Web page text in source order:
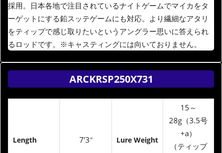
採用。日本各地で注目されているナイトゲームでマイカをタ
ーゲットにする鉛スッテゲームにも対応。より繊細なアタリ
をティップで感じ取りたいというアングラー思いに答えられ
るロッドです。※キャスティングには向いておりません。
ARCKRSP250X731
Length 7’3″ Lure Weight
15～
28g（3.5号
+a）
（ティップ